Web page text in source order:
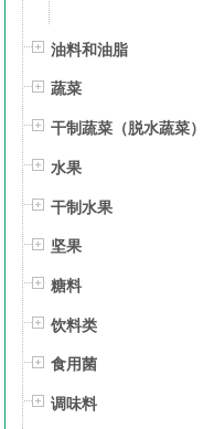
油料和油脂
蔬菜
干制蔬菜（脱水蔬菜）
水果
干制水果
坚果
糖料
饮料类
食用菌
调味料